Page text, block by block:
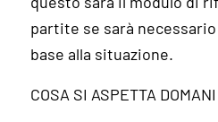
partite se sarà
base alla situazione.
COSA SI ASPETTA